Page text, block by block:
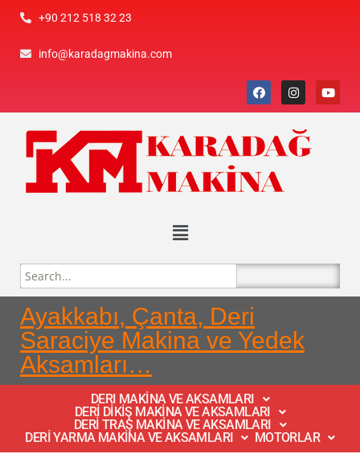
+90 212 518 32 23
info@karadagmakina.com
Ayakkabı, Çanta, Deri
Saraciye Makina ve Yedek
Aksamları…
DERI MAKİNA VE AKSAMLARI
DERİ DİKİŞ MAKİNA VE AKSAMLARI
DERİ TRAŞ MAKİNA VE AKSAMLARI
DERİ YARMA MAKİNA VE AKSAMLARI
MOTORLAR